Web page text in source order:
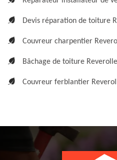
Devis réparation de toiture
Couvreur charpentier
Bâchage de toiture Reverolle
Couvreur ferblantier